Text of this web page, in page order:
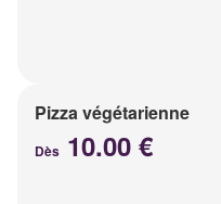
Pizza végétarienne
Dès 10.00 €